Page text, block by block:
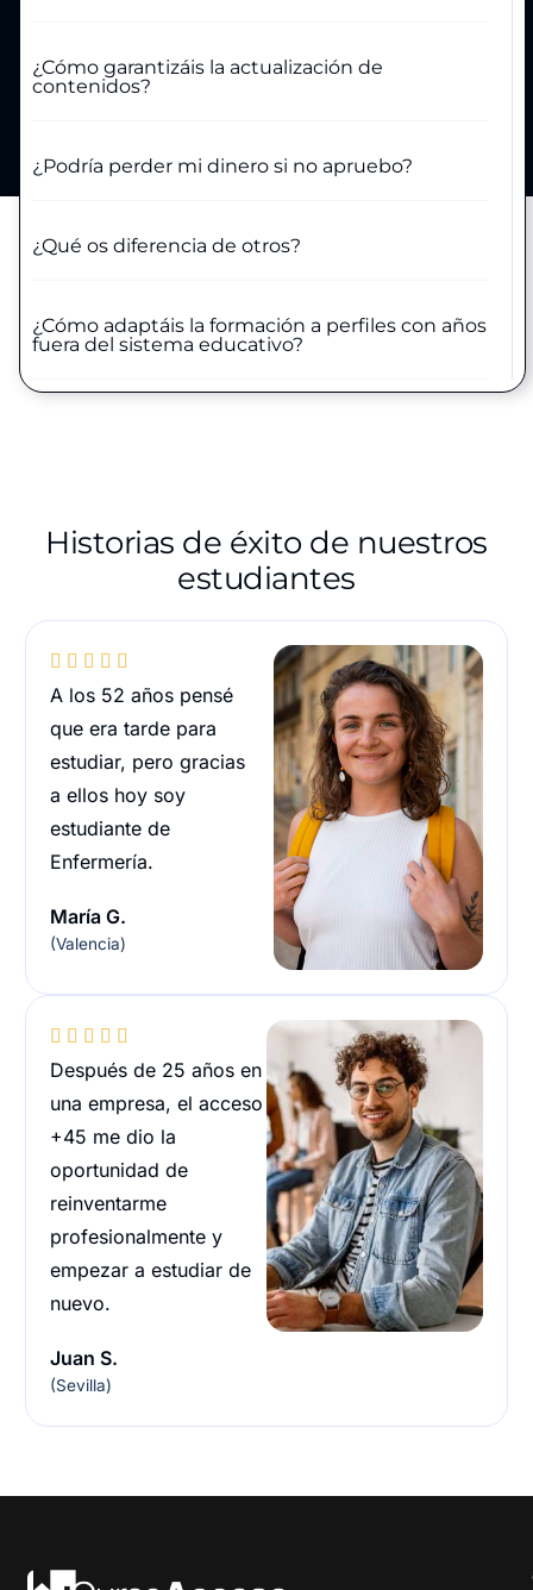
¿Cómo garantizáis la actualización de
contenidos?
¿Podría perder mi dinero si no apruebo?
¿Qué os diferencia de otros?
¿Cómo adaptáis la formación a perfiles con años
fuera del sistema educativo?
Historias de éxito de nuestros
estudiantes
    
A los 52 años pensé
que era tarde para
estudiar, pero gracias
a ellos hoy soy
estudiante de
Enfermería.
María G.
(Valencia)
    
Después de 25 años en
una empresa, el acceso
+45 me dio la
oportunidad de
reinventarme
profesionalmente y
empezar a estudiar de
nuevo.
Juan S.
(Sevilla)